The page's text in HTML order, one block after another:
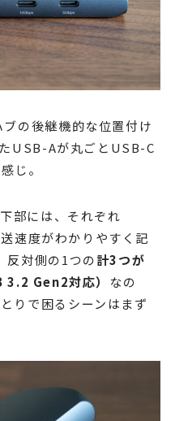
の後継機的な位置付け
USB-Aが丸ごとUSB-C
じ。
部には、それぞれ
速度がわかりやすく記
反対側の1つの計3つが
Gen2対応） なの
りで困るシーンはまず